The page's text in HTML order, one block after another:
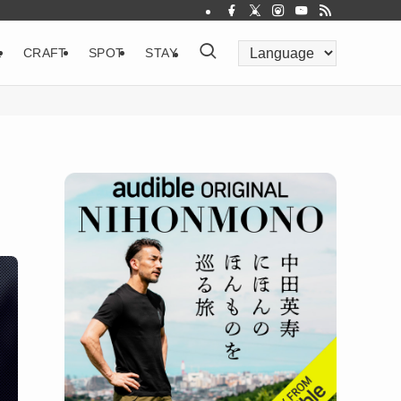
CRAFT SPOT STAY